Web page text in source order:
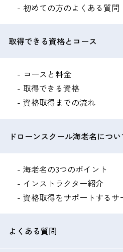
初めての方のよくある質問
取得できる資格とコース
コースと料金
取得できる資格
資格取得までの流れ
ドローンスクール海老名につい
海老名の3つのポイント
インストラクター紹介
資格取得をサポートするサ
よくある質問